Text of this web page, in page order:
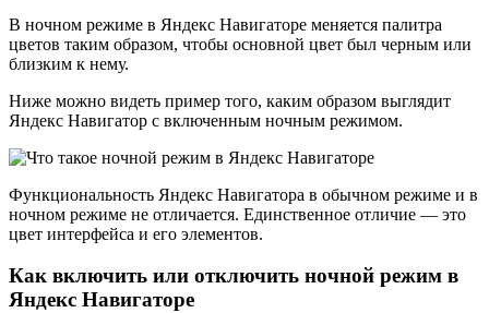
В ночном режиме в Яндекс Навигаторе меняется палитра
цветов таким образом, чтобы основной цвет был черным или
близким к нему.
Ниже можно видеть пример того, каким образом выглядит
Яндекс Навигатор с включенным ночным режимом.
Функциональность Яндекс Навигатора в обычном режиме и в
ночном режиме не отличается. Единственное отличие — это
цвет интерфейса и его элементов.
Как включить или отключить ночной режим в
Яндекс Навигаторе